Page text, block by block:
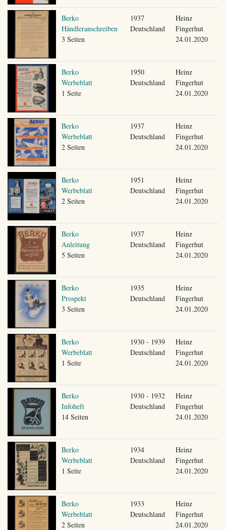
Berko
Händleranschreiben
3 Seiten
1937
Deutschland
Heinz
Fingerhut
24.01.2020
Berko
Werbeblatt
1 Seite
1950
Deutschland
Heinz
Fingerhut
24.01.2020
Berko
Werbeblatt
2 Seiten
1937
Deutschland
Heinz
Fingerhut
24.01.2020
Berko
Werbeblatt
2 Seiten
1951
Deutschland
Heinz
Fingerhut
24.01.2020
Berko
Anleitung
5 Seiten
1937
Deutschland
Heinz
Fingerhut
24.01.2020
Berko
Prospekt
3 Seiten
1935
Deutschland
Heinz
Fingerhut
24.01.2020
Berko
Werbeblatt
1 Seite
1930 - 1939
Deutschland
Heinz
Fingerhut
24.01.2020
Berko
Infoheft
14 Seiten
1930 - 1932
Deutschland
Heinz
Fingerhut
24.01.2020
Berko
Werbeblatt
1 Seite
1934
Deutschland
Heinz
Fingerhut
24.01.2020
Berko
Werbeblatt
2 Seiten
1933
Deutschland
Heinz
Fingerhut
24.01.2020